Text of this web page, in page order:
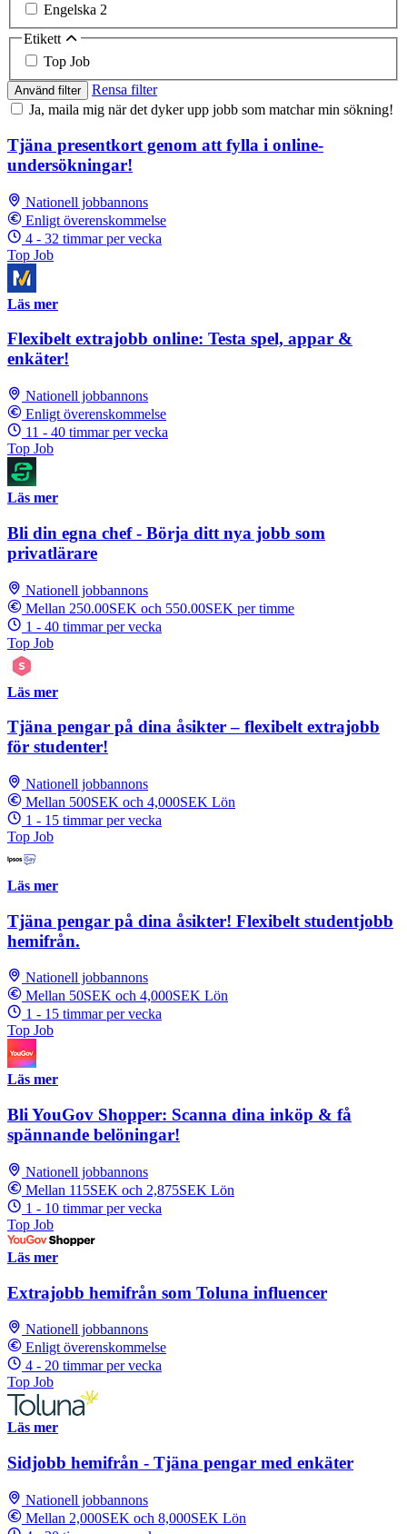
Engelska 2
Etikett
Top Job
Använd filter
Rensa filter
Ja, maila mig när det dyker upp jobb som matchar min sökning!
Tjäna presentkort genom att fylla i online-
undersökningar!
Nationell jobbannons
Enligt överenskommelse
4 - 32 timmar per vecka
Top Job
Läs mer
Flexibelt extrajobb online: Testa spel, appar &
enkäter!
Nationell jobbannons
Enligt överenskommelse
11 - 40 timmar per vecka
Top Job
Läs mer
Bli din egna chef - Börja ditt nya jobb som
privatlärare
Nationell jobbannons
Mellan 250.00SEK och 550.00SEK per timme
1 - 40 timmar per vecka
Top Job
Läs mer
Tjäna pengar på dina åsikter – flexibelt extrajobb
för studenter!
Nationell jobbannons
Mellan 500SEK och 4,000SEK Lön
1 - 15 timmar per vecka
Top Job
Läs mer
Tjäna pengar på dina åsikter! Flexibelt studentjobb
hemifrån.
Nationell jobbannons
Mellan 50SEK och 4,000SEK Lön
1 - 15 timmar per vecka
Top Job
Läs mer
Bli YouGov Shopper: Scanna dina inköp & få
spännande belöningar!
Nationell jobbannons
Mellan 115SEK och 2,875SEK Lön
1 - 10 timmar per vecka
Top Job
Läs mer
Extrajobb hemifrån som Toluna influencer
Nationell jobbannons
Enligt överenskommelse
4 - 20 timmar per vecka
Top Job
Läs mer
Sidjobb hemifrån - Tjäna pengar med enkäter
Nationell jobbannons
Mellan 2,000SEK och 8,000SEK Lön